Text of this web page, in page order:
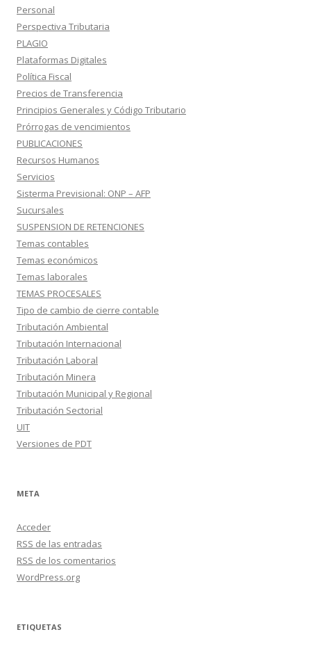
Personal
Perspectiva Tributaria
PLAGIO
Plataformas Digitales
Política Fiscal
Precios de Transferencia
Principios Generales y Código Tributario
Prórrogas de vencimientos
PUBLICACIONES
Recursos Humanos
Servicios
Sisterma Previsional: ONP – AFP
Sucursales
SUSPENSION DE RETENCIONES
Temas contables
Temas económicos
Temas laborales
TEMAS PROCESALES
Tipo de cambio de cierre contable
Tributación Ambiental
Tributación Internacional
Tributación Laboral
Tributación Minera
Tributación Municipal y Regional
Tributación Sectorial
UIT
Versiones de PDT
META
Acceder
RSS de las entradas
RSS de los comentarios
WordPress.org
ETIQUETAS